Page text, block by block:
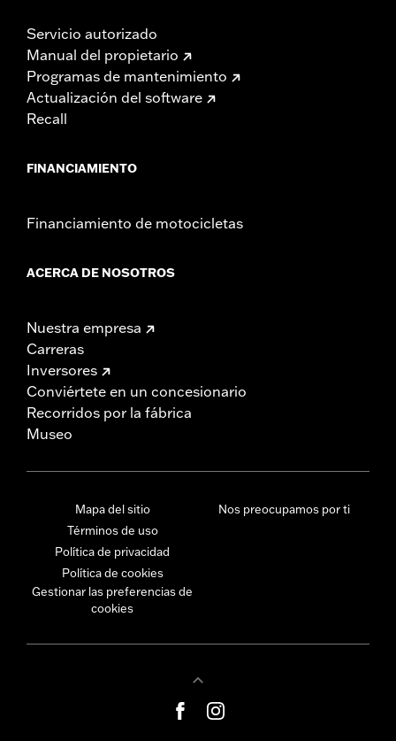
Servicio autorizado
Manual del propietario
Programas de mantenimiento
Actualización del software
Recall
FINANCIAMIENTO
Financiamiento de motocicletas
ACERCA DE NOSOTROS
Nuestra empresa
Carreras
Inversores
Conviértete en un concesionario
Recorridos por la fábrica
Museo
Mapa del sitio
Términos de uso
Política de privacidad
Política de cookies
Gestionar las preferencias de
cookies
Nos preocupamos por ti